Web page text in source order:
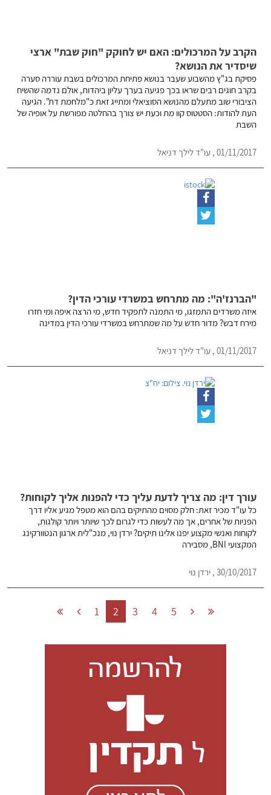
הקרב על המרכולים: האם יש לחוקק "חוק שבת" ארצי
שיסדיר את הנושא?
פסיקת בג"ץ מהשבוע שעבר בנושא פתיחת המרכולים בשבת עוררה סערה
בקרב חוגים רבים שראו בכך פגיעה בערך עליון ביהדות, אולם נדמה שהשיח
הציבורי שוב מתעלם מהנושא הסוציאלי ומתייג זאת כ"מלחמת דת". הגיעה
העת להודות: הסטטוס קוו מת וכעת יש צורך בהחלטה מפורשת על אופיה של
השבת
01/11/2017 , עו"ד לילך דניאל
"הברנז'ה": מה מתרחש במשרדי עורכי הדין?
איזה משרדים התמזגו, מי התמנה לתפקיד חדש, מי הרצה איפה ומי חזרו
מירח דבש? מדור חדש על מה שמתרחש במשרדי עורכי הדין במדינה
01/11/2017 , עו"ד לילך דניאל
עורך דין: מה צריך לדעת עליך כדי להפנות אליך לקוחות?
כל עו"ד מכיר זאת: חלק מסוים מהתיקים בהם הוא מטפל מגיע אליו דרך
הפניות של אחרים, אך מה לעשות כדי לגרום לכך שיותר ויותר קולגות,
לקוחות ואנשי מקצוע יפנו אלינו תיקים? ירדן נוי, מנכ"לית ארגון הנטוורקינג
המקצועי BNI, מסבירה
30/10/2017 , ירדן נוי
1 2 3 4 5